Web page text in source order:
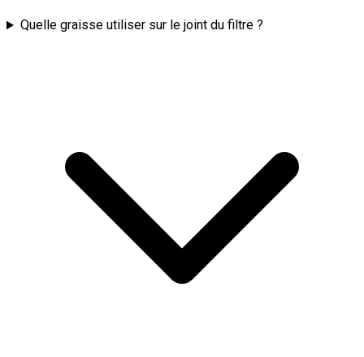
Quelle graisse utiliser sur le joint du filtre ?